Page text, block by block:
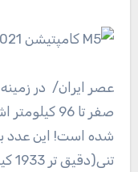
عصر ایران/ در